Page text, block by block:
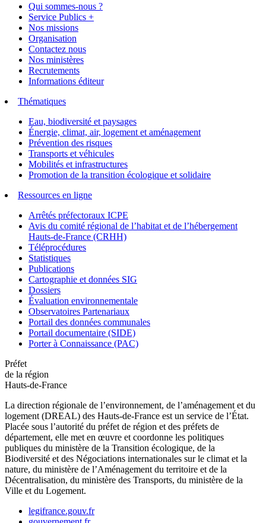
Qui sommes-nous ?
Service Publics +
Nos missions
Organisation
Contactez nous
Nos ministères
Recrutements
Informations éditeur
Thématiques
Eau, biodiversité et paysages
Énergie, climat, air, logement et aménagement
Prévention des risques
Transports et véhicules
Mobilités et infrastructures
Promotion de la transition écologique et solidaire
Ressources en ligne
Arrêtés préfectoraux ICPE
Avis du comité régional de l’habitat et de l’hébergement
Hauts-de-France (CRHH)
Téléprocédures
Statistiques
Publications
Cartographie et données SIG
Dossiers
Évaluation environnementale
Observatoires Partenariaux
Portail des données communales
Portail documentaire (SIDE)
Porter à Connaissance (PAC)
Préfet
de la région
Hauts-de-France
La direction régionale de l’environnement, de l’aménagement et du
logement (DREAL) des Hauts-de-France est un service de l’État.
Placée sous l’autorité du préfet de région et des préfets de
département, elle met en œuvre et coordonne les politiques
publiques du ministère de la Transition écologique, de la
Biodiversité et des Négociations internationales sur le climat et la
nature, du ministère de l’Aménagement du territoire et de la
Décentralisation, du ministère des Transports, du ministère de la
Ville et du Logement.
legifrance.gouv.fr